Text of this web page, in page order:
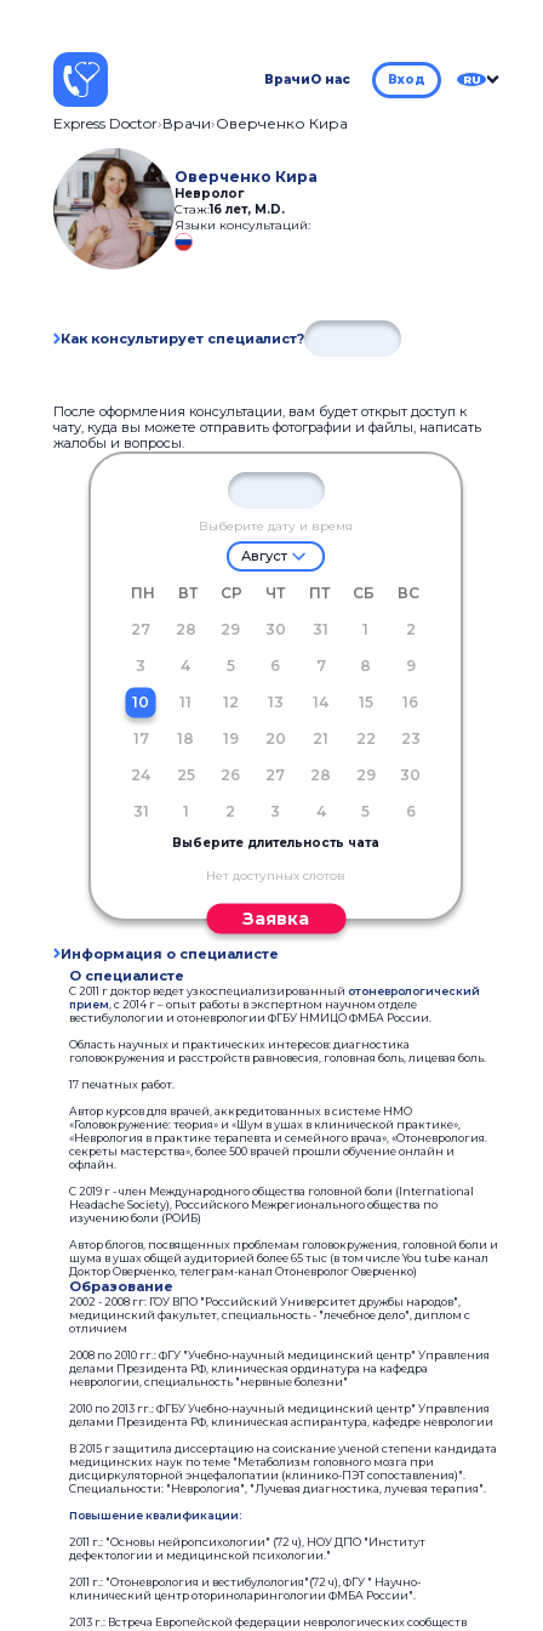
ВрачиО нас Вход RU
Express Doctor Врачи Оверченко Кира
Оверченко Кира
Невролог
Стаж:16 лет, M.D.
Языки консультаций:
Как консультирует специалист?
После оформления консультации, вам будет открыт доступ к
чату, куда вы можете отправить фотографии и файлы, написать
жалобы и вопросы.
Выберите дату и время
Август
ПН ВТ СР ЧТ ПТ СБ
ВС
27
28 29 30 31 1
2
3
4 5 6 7 8
9
10
11 12 13 14 15
16
17
18 19 20 21 22
23
24
25 26 27 28 29
30
31
1 2 3 4 5 6
Выберите длительность чата
Нет доступных слотов
Заявка
Информация о специалисте
О специалисте
C 2011 г доктор ведет узкоспециализированный отоневрологический
прием , с 2014 г – опыт работы в экспертном научном отделе
вестибулологии и отоневрологии ФГБУ НМИЦО ФМБА России.
Область научных и практических интересов: диагностика
головокружения и расстройств равновесия, головная боль, лицевая боль.
17 печатных работ.
Автор курсов для врачей, аккредитованных в системе НМО
«Головокружение: теория» и «Шум в ушах в клинической практике»,
«Неврология в практике терапевта и семейного врача», «Отоневрология.
секреты мастерства», более 500 врачей прошли обучение онлайн и
офлайн.
С 2019 г - член Международного общества головной боли (International
Headache Society), Российского Межрегионального общества по
изучению боли (РОИБ)
Автор блогов, посвященных проблемам головокружения, головной боли и
шума в ушах общей аудиторией более 65 тыс (в том числе You tube канал
Доктор Оверченко, телеграм-канал Отоневролог Оверченко)
Образование
2002 - 2008 гг: ГОУ ВПО "Российский Университет дружбы народов",
медицинский факультет, специальность - "лечебное дело", диплом с
отличием
2008 по 2010 гг.: ФГУ "Учебно-научный медицинский центр" Управления
делами Президента РФ, клиническая ординатура на кафедра
неврологии, специальность "нервные болезни"
2010 по 2013 гг.: ФГБУ Учебно-научный медицинский центр" Управления
делами Президента РФ, клиническая аспирантура, кафедре неврологии
В 2015 г защитила диссертацию на соискание ученой степени кандидата
медицинских наук по теме "Метаболизм головного мозга при
дисциркуляторной энцефалопатии (клинико-ПЭТ сопоставления)".
Специальности: "Неврология", "Лучевая диагностика, лучевая терапия".
Повышение квалификации:
2011 г.: "Основы нейропсихологии" (72 ч), НОУ ДПО "Институт
дефектологии и медицинской психологии."
2011 г.: "Отоневрология и вестибулология"(72 ч), ФГУ " Научно-
клинический центр оториноларингологии ФМБА России".
2013 г.: Встреча Европейской федерации неврологических сообществ